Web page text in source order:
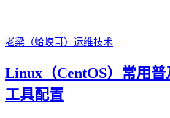
老梁（蛤蟆哥） 运维技术
Linux（CentOS）常用普
工具配置